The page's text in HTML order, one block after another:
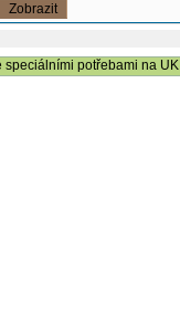
speciálními potřebami na UK